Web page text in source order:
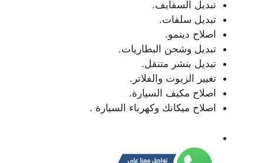
تبديل السفايف.
تبديل سلفات.
اصلاح دينمو.
تبديل وشحن البطاريات.
تبديل بنشر متنقل.
تغيير الزيوت والفلاتر.
اصلاح مكيف السيارة.
اصلاح ميكانك وكهرباء السيارة .